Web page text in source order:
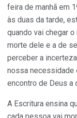
feira de manhã em
às duas da tarde,
quando vai chegar
morte dele e a de
perceber a
nossa necessidade
encontro de Deus a
A Escritura ensina